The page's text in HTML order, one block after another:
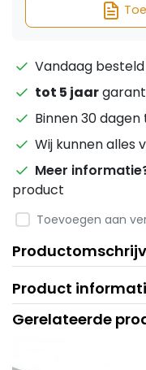
Vandaag
tot 5 jaar
Binnen 30
Wij kunnen alles
Meer
product
Toevoegen aan
Product
Gerelateerde